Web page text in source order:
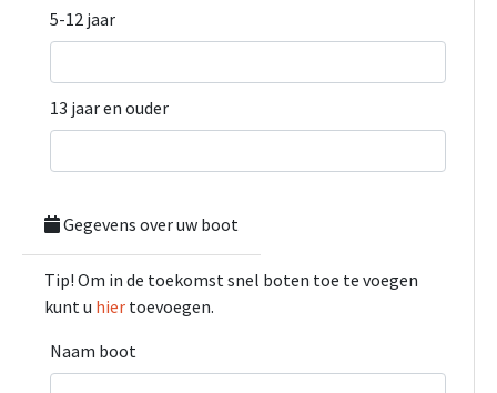
5-12 jaar
13 jaar en ouder
Gegevens over uw boot
Tip! Om in de toekomst snel boten toe te voegen
kunt u hier toevoegen.
Naam boot